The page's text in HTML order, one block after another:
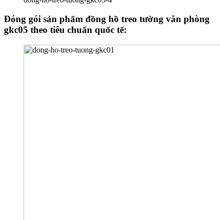
Đóng gói sản phẩm đồng hồ treo tường văn phòng
gkc05 theo tiêu chuẩn quốc tế: